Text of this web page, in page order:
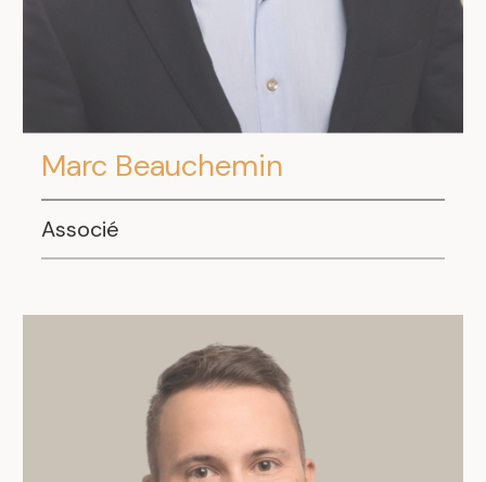
Marc Beauchemin
Associé